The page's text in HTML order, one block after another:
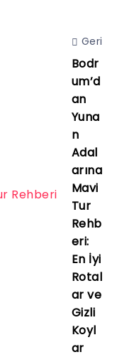
Geri
Bodr
um’d
an
Yuna
n
Adal
arına
Mavi
Tur
Rehb
eri:
En İyi
Rotal
ar ve
Gizli
Koyl
ar